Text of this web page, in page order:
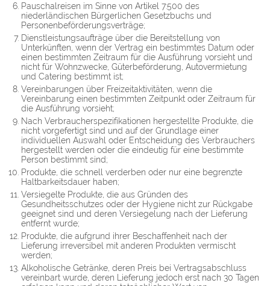
Pauschalreisen im Sinne von Artikel 7:500 des
niederländischen Bürgerlichen Gesetzbuchs und
Personenbeförderungsverträge;
Dienstleistungsaufträge über die Bereitstellung von
Unterkünften, wenn der Vertrag ein bestimmtes Datum oder
einen bestimmten Zeitraum für die Ausführung vorsieht und
nicht für Wohnzwecke, Güterbeförderung, Autovermietung
und Catering bestimmt ist;
Vereinbarungen über Freizeitaktivitäten, wenn die
Vereinbarung einen bestimmten Zeitpunkt oder Zeitraum für
die Ausführung vorsieht;
Nach Verbraucherspezifikationen hergestellte Produkte, die
nicht vorgefertigt sind und auf der Grundlage einer
individuellen Auswahl oder Entscheidung des Verbrauchers
hergestellt werden oder die eindeutig für eine bestimmte
Person bestimmt sind;
Produkte, die schnell verderben oder nur eine begrenzte
Haltbarkeitsdauer haben;
Versiegelte Produkte, die aus Gründen des
Gesundheitsschutzes oder der Hygiene nicht zur Rückgabe
geeignet sind und deren Versiegelung nach der Lieferung
entfernt wurde;
Produkte, die aufgrund ihrer Beschaffenheit nach der
Lieferung irreversibel mit anderen Produkten vermischt
werden;
Alkoholische Getränke, deren Preis bei Vertragsabschluss
vereinbart wurde, deren Lieferung jedoch erst nach 30 Tagen